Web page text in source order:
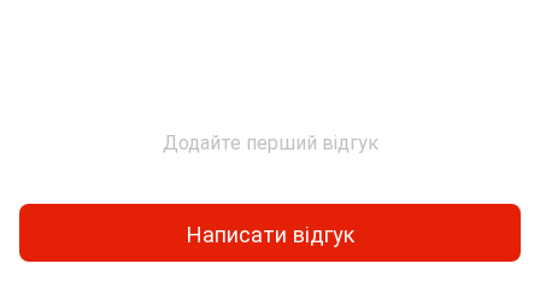
Додайте перший відгук
Написати відгук